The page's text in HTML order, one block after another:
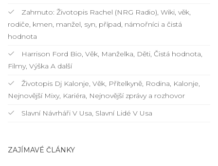
Zahrnuto: Životopis Rachel (NRG Radio), Wiki, věk,
rodiče, kmen, manžel, syn, případ, námořníci a čistá
hodnota
Harrison Ford Bio, Věk, Manželka, Děti, Čistá hodnota,
Filmy, Výška A další
Životopis Dj Kalonje, Věk, Přítelkyně, Rodina, Kalonje,
Nejnovější Mixy, Kariéra, Nejnovější zprávy a rozhovor
Slavní Návrháři V Usa, Slavní Lidé V Usa
ZAJÍMAVÉ ČLÁNKY